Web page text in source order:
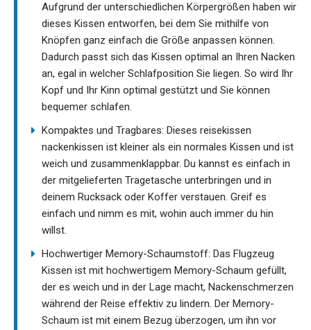
Aufgrund der unterschiedlichen Körpergrößen haben wir
dieses Kissen entworfen, bei dem Sie mithilfe von
Knöpfen ganz einfach die Größe anpassen können.
Dadurch passt sich das Kissen optimal an Ihren Nacken
an, egal in welcher Schlafposition Sie liegen. So wird Ihr
Kopf und Ihr Kinn optimal gestützt und Sie können
bequemer schlafen.
Kompaktes und Tragbares: Dieses reisekissen
nackenkissen ist kleiner als ein normales Kissen und ist
weich und zusammenklappbar. Du kannst es einfach in
der mitgelieferten Tragetasche unterbringen und in
deinem Rucksack oder Koffer verstauen. Greif es
einfach und nimm es mit, wohin auch immer du hin
willst.
Hochwertiger Memory-Schaumstoff: Das Flugzeug
Kissen ist mit hochwertigem Memory-Schaum gefüllt,
der es weich und in der Lage macht, Nackenschmerzen
während der Reise effektiv zu lindern. Der Memory-
Schaum ist mit einem Bezug überzogen, um ihn vor